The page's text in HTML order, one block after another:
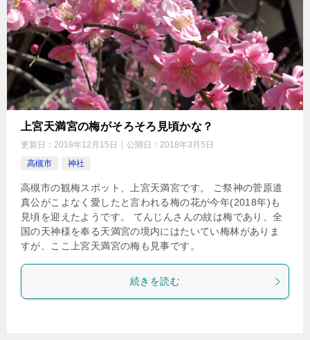
上宮天満宮の梅がそろそろ見頃かな？
更新日： 2018年12月15日 公開日： 2018年3月5日
高槻市
神社
高槻市の観梅スポット、上宮天満宮です。 ご祭神の菅原道
真公がこよなく愛したと言われる梅の花が今年(2018年)も
見頃を迎えたようです。 てんじんさんの紋は梅であり、全
国の天神様を奉る天満宮の境内にはたいてい梅林がありま
すが、ここ上宮天満宮の梅も見事です。
続きを読む